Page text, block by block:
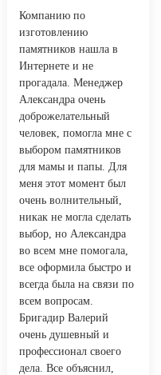
Компанию по
изготовлению
памятников нашла в
Интернете и не
прогадала. Менеджер
Александра очень
доброжелательный
человек, помогла мне с
выбором памятников
для мамы и папы. Для
меня этот момент был
очень волнительный,
никак не могла сделать
выбор, но Александра
во всем мне помогала,
все оформила быстро и
всегда была на связи по
всем вопросам.
Бригадир Валерий
очень душевный и
профессионал своего
дела. Все объяснил,